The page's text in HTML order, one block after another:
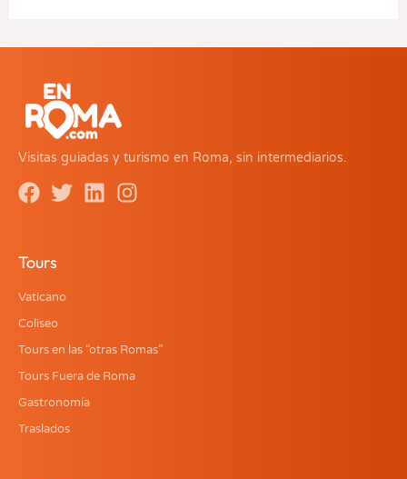
Visitas guiadas y turismo en Roma, sin intermediarios.
Tours
Vaticano
Coliseo
Tours en las “otras Romas”
Tours Fuera de Roma
Gastronomía
Traslados